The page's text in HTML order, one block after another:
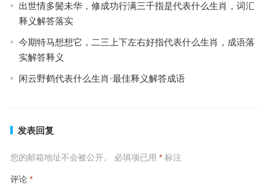
出世情多鬓未华，修成功行满三千指是代表什么生肖，词汇
释义解答落实
今期特马想想它，二三上下左右好指代表什么生肖，成语落
实解答释义
闲云野鹤代表什么生肖·最佳释义解答成语
发表回复
您的邮箱地址不会被公开。 必填项已用 *标注
评论 *